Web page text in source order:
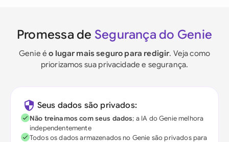
Promessa de Segurança do Genie
Genie éo lugar mais seguro para redigir. Veja como
priorizamos sua privacidade e segurança.
Seus dados são privados:
Não treinamos com seus dados; a IA do Genie melhora
independentemente
Todos os dados armazenados no Genie são privados para